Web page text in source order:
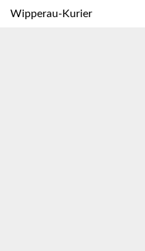
Wipperau-Kurier